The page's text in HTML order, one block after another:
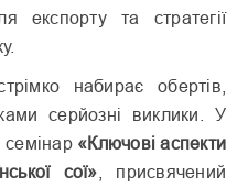
експорту та стратегії
набирає обертів,
серйозні виклики. У
семінар «Ключові аспекти
сої» , присвячений